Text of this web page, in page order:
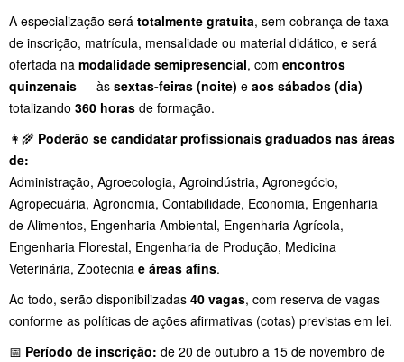
A especialização será totalmente gratuita, sem cobrança de taxa
de inscrição, matrícula, mensalidade ou material didático, e será
ofertada na modalidade semipresencial, com encontros
quinzenais — às sextas-feiras (noite) e aos sábados (dia) —
totalizando 360 horas de formação.
👩‍🌾 Poderão se candidatar profissionais graduados nas áreas
de:
Administração, Agroecologia, Agroindústria, Agronegócio,
Agropecuária, Agronomia, Contabilidade, Economia, Engenharia
de Alimentos, Engenharia Ambiental, Engenharia Agrícola,
Engenharia Florestal, Engenharia de Produção, Medicina
Veterinária, Zootecnia e áreas afins.
Ao todo, serão disponibilizadas 40 vagas, com reserva de vagas
conforme as políticas de ações afirmativas (cotas) previstas em lei.
📅 Período de inscrição: de 20 de outubro a 15 de novembro de